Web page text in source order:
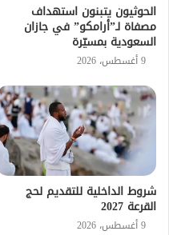
الحوثيون يتبنون استهداف
مصفاة لـ”أرامكو” في جازان
السعودية بمسيّرة
9 أغسطس، 2026
شروط الداخلية للتقديم لحج
القرعة 2027
9 أغسطس، 2026